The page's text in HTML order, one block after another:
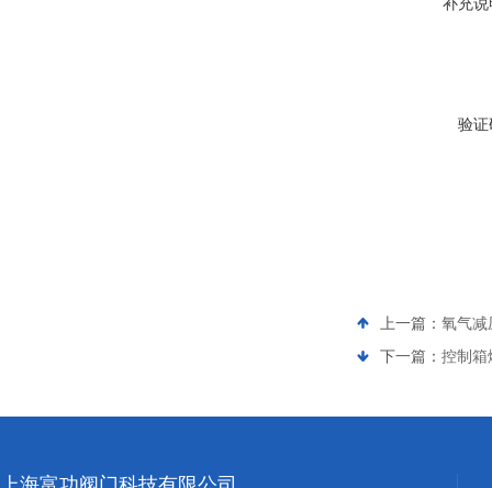
验证
上一篇： 氧气减
下一篇： 控制箱